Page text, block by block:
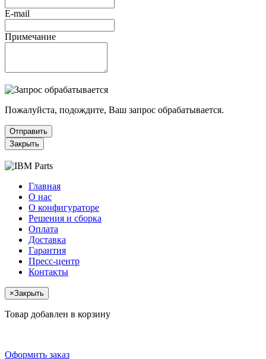
E-mail
Примечание
Пожалуйста, подождите, Ваш запрос обрабатывается.
Отправить
Закрыть
Главная
О нас
О конфигураторе
Решения и сборка
Оплата
Доставка
Гарантия
Пресс-центр
Контакты
×Закрыть
Товар добавлен в корзину
Оформить заказ